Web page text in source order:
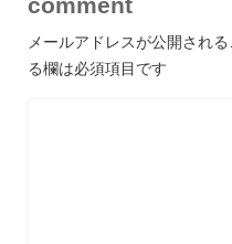
メールアドレスが公開される
る欄は必須項目です